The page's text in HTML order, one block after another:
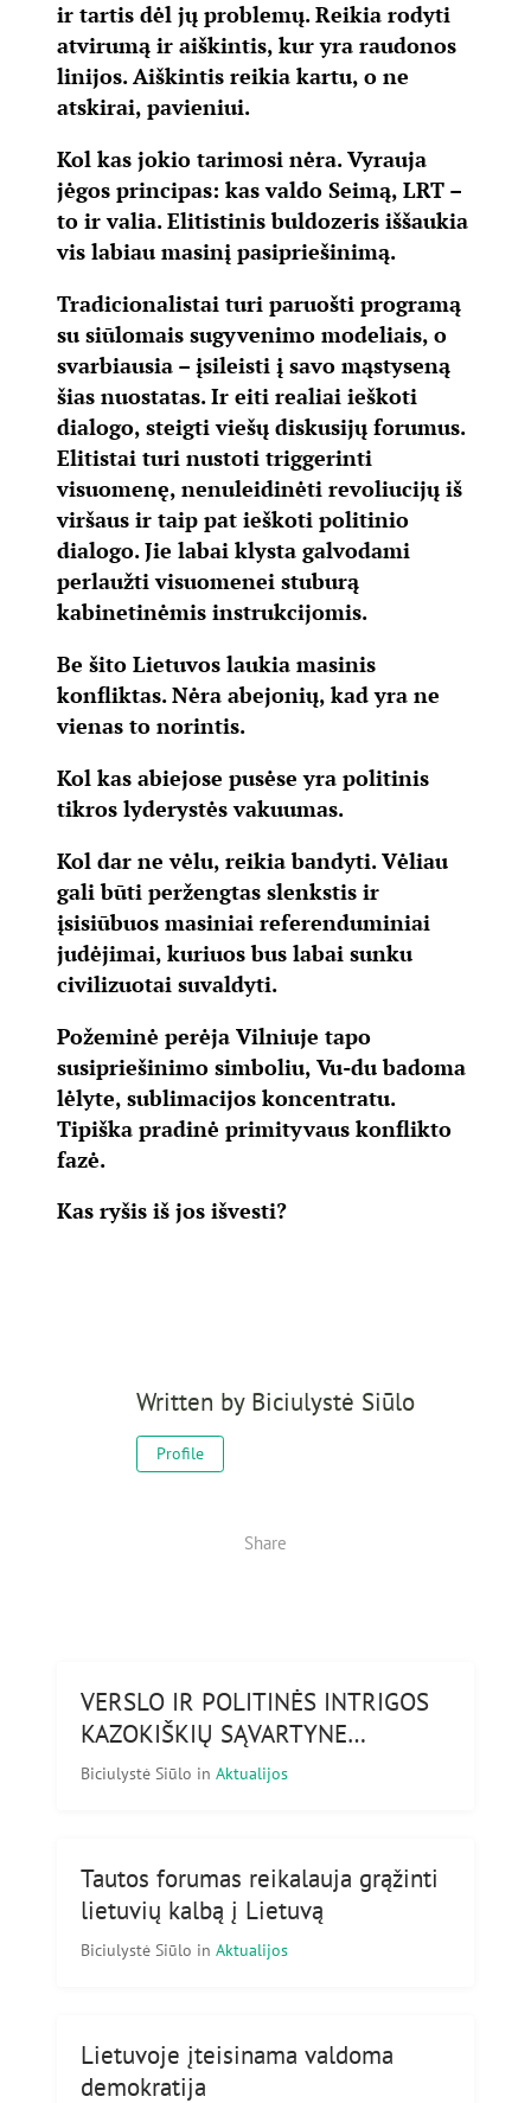
ir tartis dėl jų problemų. Reikia rodyti
atvirumą ir aiškintis, kur yra raudonos
linijos. Aiškintis reikia kartu, o ne
atskirai, pavieniui.
Kol kas jokio tarimosi nėra. Vyrauja
jėgos principas: kas valdo Seimą, LRT –
to ir valia. Elitistinis buldozeris iššaukia
vis labiau masinį pasipriešinimą.
Tradicionalistai turi paruošti programą
su siūlomais sugyvenimo modeliais, o
svarbiausia – įsileisti į savo mąstyseną
šias nuostatas. Ir eiti realiai ieškoti
dialogo, steigti viešų diskusijų forumus.
Elitistai turi nustoti triggerinti
visuomenę, nenuleidinėti revoliucijų iš
viršaus ir taip pat ieškoti politinio
dialogo. Jie labai klysta galvodami
perlaužti visuomenei stuburą
kabinetinėmis instrukcijomis.
Be šito Lietuvos laukia masinis
konfliktas. Nėra abejonių, kad yra ne
vienas to norintis.
Kol kas abiejose pusėse yra politinis
tikros lyderystės vakuumas.
Kol dar ne vėlu, reikia bandyti. Vėliau
gali būti peržengtas slenkstis ir
įsisiūbuos masiniai referenduminiai
judėjimai, kuriuos bus labai sunku
civilizuotai suvaldyti.
Požeminė perėja Vilniuje tapo
susipriešinimo simboliu, Vu-du badoma
lėlyte, sublimacijos koncentratu.
Tipiška pradinė primityvaus konflikto
fazė.
Kas ryšis iš jos išvesti?
Written by Biciulystė Siūlo
Profile
Share
VERSLO IR POLITINĖS INTRIGOS
KAZOKIŠKIŲ SĄVARTYNE…
Biciulystė Siūlo in Aktualijos
Tautos forumas reikalauja grąžinti
lietuvių kalbą į Lietuvą
Biciulystė Siūlo in Aktualijos
Lietuvoje įteisinama valdoma
demokratija